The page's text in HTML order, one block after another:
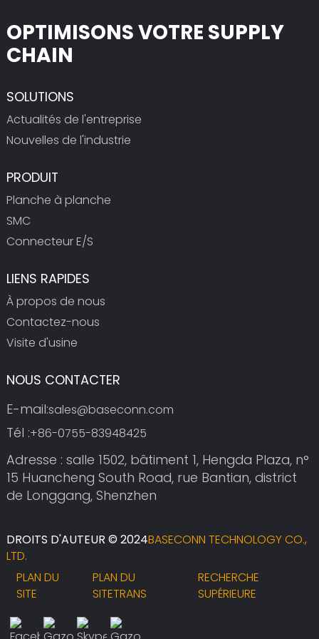
OPTIMISONS VOTRE SUPPLY
CHAIN
SOLUTIONS
Actualités de l'entreprise
Nouvelles de l'industrie
PRODUIT
Planche à planche
SMC
Connecteur E/S
LIENS RAPIDES
À propos de nous
Contactez-nous
Visite d'usine
NOUS CONTACTER
E-mail:sales@baseconn.com
Tél :+86-0755-83948425
Adresse : salle 1502, bâtiment 1, Hengda Plaza, n°
15 Huancheng South Road, rue Bantian, district
de Longgang, Shenzhen
DROITS D'AUTEUR © 2024BASECONN TECHNOLOGY CO.,
LTD.
PLAN DU
SITE
PLAN DU
SITETRANS
RECHERCHE
SUPÉRIEURE